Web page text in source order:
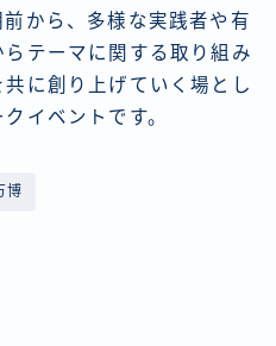
から、多様な実践者や有
テーマに関する取り組み
に創り上げていく場とし
イベントです。
博